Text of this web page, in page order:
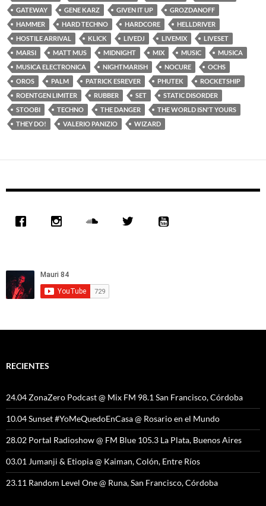
GATEWAY
GENE KARZ GIVEN IT UP
GROZDANOFF
HAMMER
HARD TECHNO HARDCORE
HELLDRIVER
HOSTILE ARRIVAL
KLICK LIVEDJ LIVEMIX
LIVESET
MARSI
MATT MUS MIDNIGHT MIX MUSIC
MUSICA
MUSICA ELECTRONICA
NIGHTMARISH NOCURE
OCHS
OROS
PALM PATRICK ESREVER PHUTEK
ROCKETSHIP
ROENTGEN LIMITER
RUBBER SET
STATIC DISORDER
STOOBI
TECHNO THE DANGER
THE WORLD ISN'T YOURS
THEY DO!
VALERIO PANIZIO WIZARD
RECIENTES
24.04 ZonaZero Podcast @ Mix FM 98.1 San Francisco, Córdoba
10.04 Sunset #YoMeQuedoEnCasa @ Rosario en el Mundo
28.02 Portal Radioshow @ FM Blue 105.3 La Plata, Buenos Aires
03.01 Jumanji & Etiopia @ Kaiman, Colón, Entre Ríos
23.11 Random Level One @ Runa, San Francisco, Córdoba